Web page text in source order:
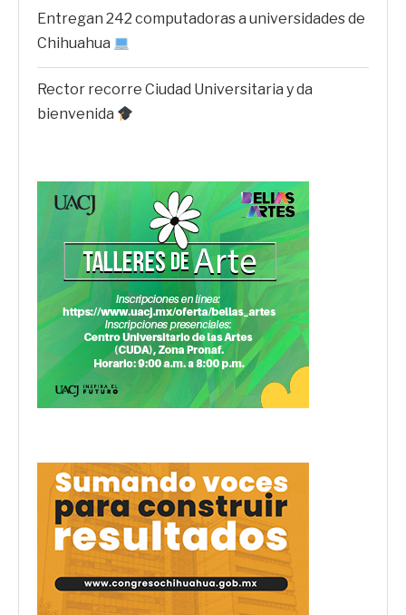
Entregan 242 computadoras a universidades de
Chihuahua
Rector recorre Ciudad Universitaria y da
bienvenida